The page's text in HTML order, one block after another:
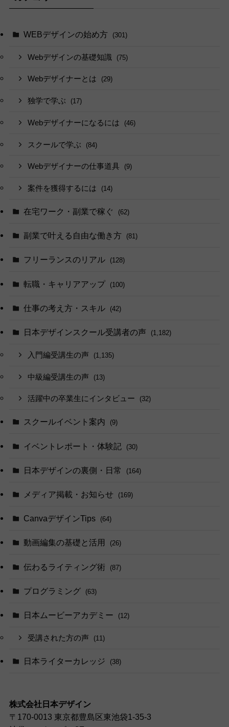
WEBデザインの始め方 (301)
Webデザインの基礎知識 (75)
Webデザイナーとは (29)
独学で学ぶ (17)
Webデザイナーになるには (46)
スクールで学ぶ (84)
Webデザイナーの仕事道具 (9)
案件を獲得するには (14)
在宅ワーク・副業で稼ぐ (62)
副業で叶える自由な働き方 (81)
フリーランスのリアル (128)
転職・キャリアアップ (100)
仕事の考え方・スキル (42)
日本デザインスクール受講者の声 (1,182)
入門編受講生の声 (1,135)
中級編受講生の声 (13)
活躍中の卒業生にインタビュー (32)
スクールイベント案内 (9)
イベントレポート・体験記 (30)
日本デザインの裏側・日常 (164)
メディア掲載・お知らせ (169)
CanvaデザインTips (64)
動画編集の基礎と活用 (26)
伝わるライティング術 (87)
プログラミング (63)
日本ムービーアカデミー (12)
受講された方の声 (11)
日本ライターカレッジ (38)
株式会社日本デザイン
〒170-0013 東京都豊島区東池袋1-35-3